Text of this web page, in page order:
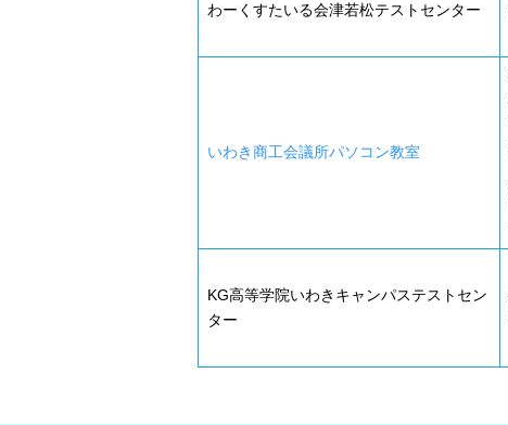
わーくすたいる会津若松テストセンター
いわき商工会議所パソコン教室
KG高等学院いわきキャンパステストセン
ター